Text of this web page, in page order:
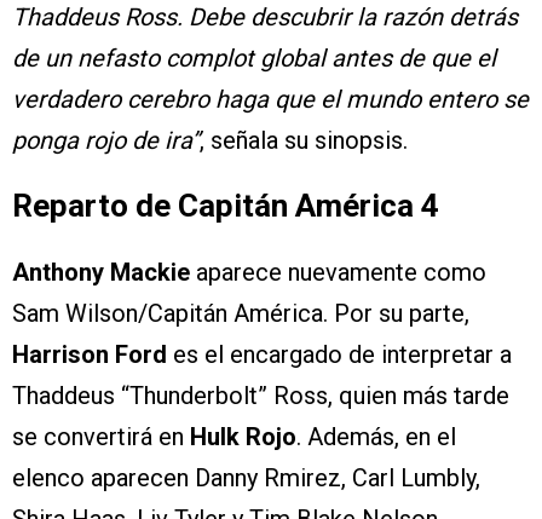
Thaddeus Ross. Debe descubrir la razón detrás
de un nefasto complot global antes de que el
verdadero cerebro haga que el mundo entero se
ponga rojo de ira”, señala su sinopsis.
Reparto de Capitán América 4
Anthony Mackie aparece nuevamente como
Sam Wilson/Capitán América. Por su parte,
Harrison Ford es el encargado de interpretar a
Thaddeus “Thunderbolt” Ross, quien más tarde
se convertirá en Hulk Rojo. Además, en el
elenco aparecen Danny Rmirez, Carl Lumbly,